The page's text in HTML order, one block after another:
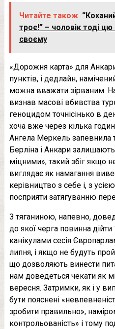
Читайте також
троє!” – чоловік тоді
своєму
«Дорожня карта» для
пунктів, і дедлайн,
можна вважати зірваним.
визнав масові вбивства
геноцидом точнісінько в
хоча вже через кілька
Ангела Меркель запевнила
Берліна і Анкари
міцними», такий збіг якщо
виглядає як намагання
керівництво з себе і, з
посприяти затягуванню
З тяганиною, напевно,
до якої черга повинна
канікулами сесія
липня, і якщо не будуть
що дозволяють винести
нам доведеться чекати як
вересня. Затримки, як і у
бути пояснені
зробити правильно»,
контрольованість» і тому